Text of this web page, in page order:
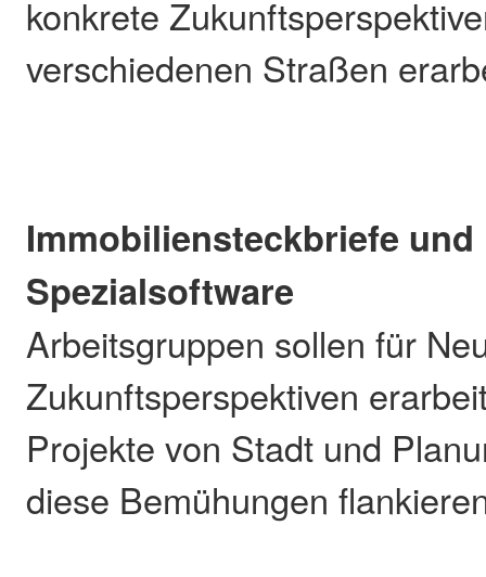
konkrete
verschiedenen Straßen
Immobiliensteckbriefe und
Spezialsoftware
Arbeitsgruppen sollen für
Zukunftsperspektiven
Projekte von Stadt und
diese Bemühungen